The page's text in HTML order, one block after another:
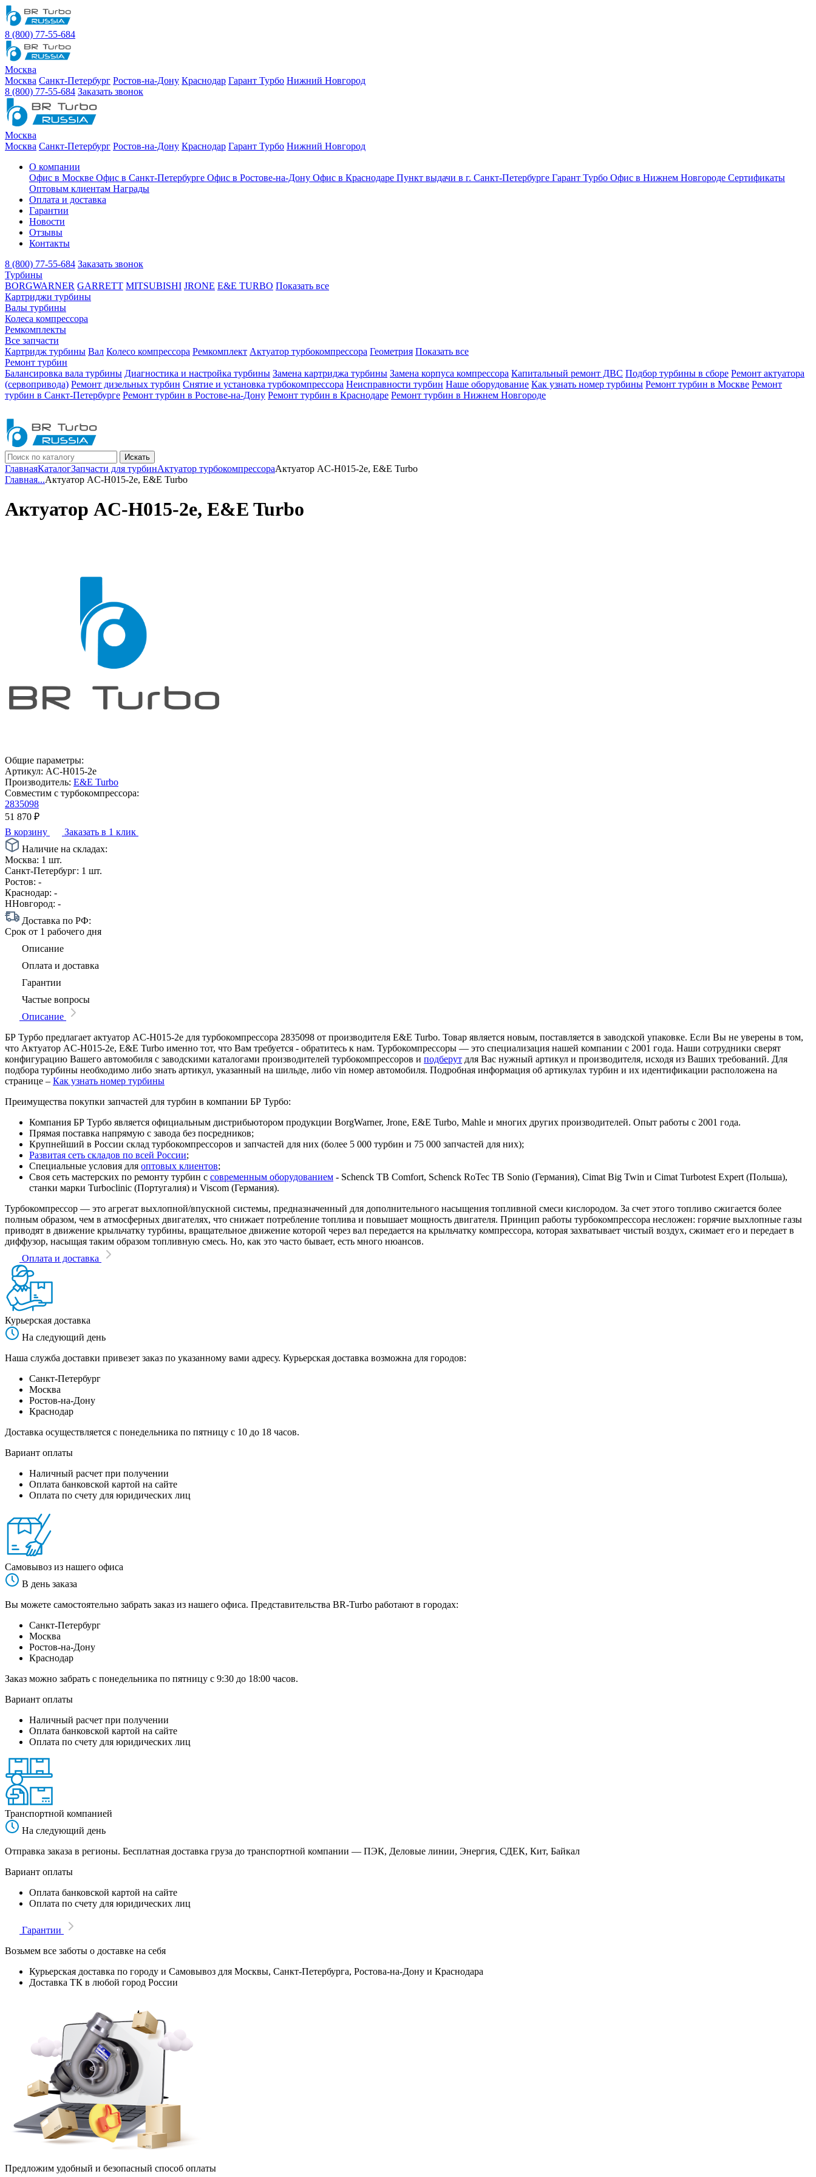
8 (800) 77-55-684
Москва
Москва Санкт-Петербург Ростов-на-Дону Краснодар Гарант Турбо Нижний Новгород
8 (800) 77-55-684 Заказать звонок
Москва
Москва Санкт-Петербург Ростов-на-Дону Краснодар Гарант Турбо Нижний Новгород
О компании
Офис в Москве Офис в Санкт-Петербурге Офис в Ростове-на-Дону Офис в Краснодаре Пункт выдачи в г. Санкт-Петербурге Гарант Турбо Офис в Нижнем Новгороде Сертификаты
Оптовым клиентам Награды
Оплата и доставка
Гарантии
Новости
Отзывы
Контакты
8 (800) 77-55-684 Заказать звонок
Турбины
BORGWARNER GARRETT MITSUBISHI JRONE E&E TURBO Показать все
Картриджи турбины
Валы турбины
Колеса компрессора
Ремкомплекты
Все запчасти
Картридж турбины Вал Колесо компрессора Ремкомплект Актуатор турбокомпрессора Геометрия Показать все
Ремонт турбин
Балансировка вала турбины Диагностика и настройка турбины Замена картриджа турбины Замена корпуса компрессора Капитальный ремонт ДВС Подбор турбины в сборе Ремонт актуатора
(сервопривода) Ремонт дизельных турбин Снятие и установка турбокомпрессора Неисправности турбин Наше оборудование Как узнать номер турбины Ремонт турбин в Москве Ремонт
турбин в Санкт-Петербурге Ремонт турбин в Ростове-на-Дону Ремонт турбин в Краснодаре Ремонт турбин в Нижнем Новгороде
Искать
ГлавнаяКаталогЗапчасти для турбинАктуатор турбокомпрессораАктуатор AC-H015-2e, E&E Turbo
Главная...Актуатор AC-H015-2e, E&E Turbo
Актуатор AC-H015-2e, E&E Turbo
Общие параметры:
Артикул: AC-H015-2e
Производитель: E&E Turbo
Совместим с турбокомпрессора:
2835098
51 870 ₽
В корзину
Заказать в 1 клик
Наличие на складах:
Москва: 1 шт.
Санкт-Петербург: 1 шт.
Ростов: -
Краснодар: -
ННовгород: -
Доставка по РФ:
Срок от 1 рабочего дня
Описание
Оплата и доставка
Гарантии
Частые вопросы
Описание
БР Турбо предлагает актуатор AC-H015-2e для турбокомпрессора 2835098 от производителя E&E Turbo. Товар является новым, поставляется в заводской упаковке. Если Вы не уверены в том,
что Актуатор AC-H015-2e, E&E Turbo именно тот, что Вам требуется - обратитесь к нам. Турбокомпрессоры — это специализация нашей компании с 2001 года. Наши сотрудники сверят
конфигурацию Вашего автомобиля с заводскими каталогами производителей турбокомпрессоров и подберут для Вас нужный артикул и производителя, исходя из Ваших требований. Для
подбора турбины необходимо либо знать артикул, указанный на шильде, либо vin номер автомобиля. Подробная информация об артикулах турбин и их идентификации расположена на
странице – Как узнать номер турбины
Преимущества покупки запчастей для турбин в компании БР Турбо:
Компания БР Турбо является официальным дистрибьютором продукции BorgWarner, Jrone, E&E Turbo, Mahle и многих других производителей. Опыт работы с 2001 года.
Прямая поставка напрямую с завода без посредников;
Крупнейший в России склад турбокомпрессоров и запчастей для них (более 5 000 турбин и 75 000 запчастей для них);
Развитая сеть складов по всей России;
Специальные условия для оптовых клиентов;
Своя сеть мастерских по ремонту турбин с современным оборудованием - Schenck TB Comfort, Schenck RoTec TB Sonio (Германия), Cimat Big Twin и Cimat Turbotest Expert (Польша),
станки марки Turboclinic (Португалия) и Viscom (Германия).
Турбокомпрессор — это агрегат выхлопной/впускной системы, предназначенный для дополнительного насыщения топливной смеси кислородом. За счет этого топливо сжигается более
полным образом, чем в атмосферных двигателях, что снижает потребление топлива и повышает мощность двигателя. Принцип работы турбокомпрессора несложен: горячие выхлопные газы
приводят в движение крыльчатку турбины, вращательное движение которой через вал передается на крыльчатку компрессора, которая захватывает чистый воздух, сжимает его и передает в
диффузор, насыщая таким образом топливную смесь. Но, как это часто бывает, есть много нюансов.
Оплата и доставка
Курьерская доставка
На следующий день
Наша служба доставки привезет заказ по указанному вами адресу. Курьерская доставка возможна для городов:
Санкт-Петербург
Москва
Ростов-на-Дону
Краснодар
Доставка осуществляется с понедельника по пятницу с 10 до 18 часов.
Вариант оплаты
Наличный расчет при получении
Оплата банковской картой на сайте
Оплата по счету для юридических лиц
Самовывоз из нашего офиса
В день заказа
Вы можете самостоятельно забрать заказ из нашего офиса. Представительства BR-Turbo работают в городах:
Санкт-Петербург
Москва
Ростов-на-Дону
Краснодар
Заказ можно забрать с понедельника по пятницу с 9:30 до 18:00 часов.
Вариант оплаты
Наличный расчет при получении
Оплата банковской картой на сайте
Оплата по счету для юридических лиц
Транспортной компанией
На следующий день
Отправка заказа в регионы. Бесплатная доставка груза до транспортной компании — ПЭК, Деловые линии, Энергия, СДЕК, Кит, Байкал
Вариант оплаты
Оплата банковской картой на сайте
Оплата по счету для юридических лиц
Гарантии
Возьмем все заботы о доставке на себя
Курьерская доставка по городу и Самовывоз для Москвы, Санкт-Петербурга, Ростова-на-Дону и Краснодара
Доставка ТК в любой город России
Предложим удобный и безопасный способ оплаты